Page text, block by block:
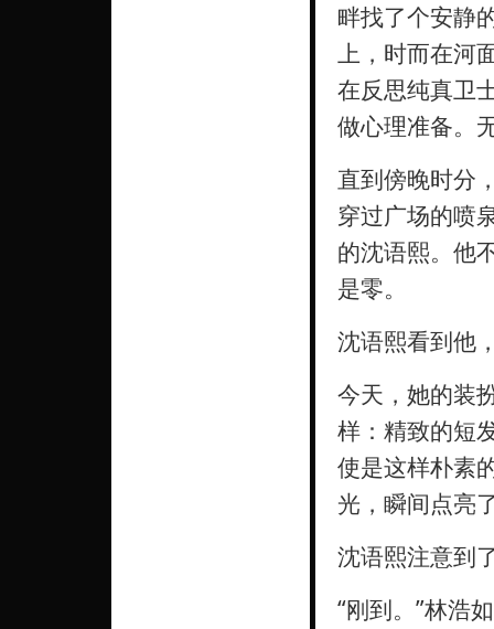
畔找了个安静
上，时而在河
在反思纯真卫
做心理准备。
直到傍晚时分
穿过广场的喷
的沈语熙。他
是零。
沈语熙看到他
今天，她的装
样：精致的短
使是这样朴素
光，瞬间点亮
沈语熙注意到
“刚到。”林浩